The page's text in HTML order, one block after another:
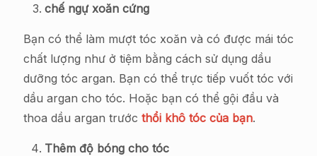
chế ngự xoăn cứng
Bạn có thể làm mượt tóc xoăn và có được mái tóc
chất lượng như ở tiệm bằng cách sử dụng dầu
dưỡng tóc argan. Bạn có thể trực tiếp vuốt tóc với
dầu argan cho tóc. Hoặc bạn có thể gội đầu và
thoa dầu argan trước thổi khô tóc của bạn.
Thêm độ bóng cho tóc